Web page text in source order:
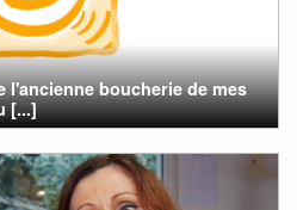
l'ancienne boucherie de mes
[...]